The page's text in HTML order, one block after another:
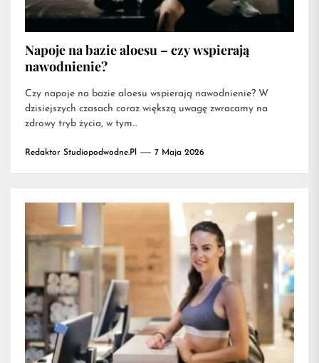
Napoje na bazie aloesu – czy wspierają
nawodnienie?
Czy napoje na bazie aloesu wspierają nawodnienie? W
dzisiejszych czasach coraz większą uwagę zwracamy na
zdrowy tryb życia, w tym...
Redaktor Studiopodwodne.pl 7 Maja 2026